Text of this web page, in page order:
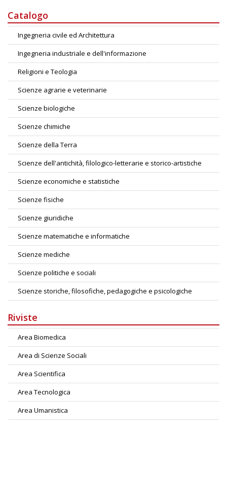
Catalogo
Ingegneria civile ed Architettura
Ingegneria industriale e dell'informazione
Religioni e Teologia
Scienze agrarie e veterinarie
Scienze biologiche
Scienze chimiche
Scienze della Terra
Scienze dell'antichità, filologico-letterarie e storico-artistiche
Scienze economiche e statistiche
Scienze fisiche
Scienze giuridiche
Scienze matematiche e informatiche
Scienze mediche
Scienze politiche e sociali
Scienze storiche, filosofiche, pedagogiche e psicologiche
Riviste
Area Biomedica
Area di Scienze Sociali
Area Scientifica
Area Tecnologica
Area Umanistica